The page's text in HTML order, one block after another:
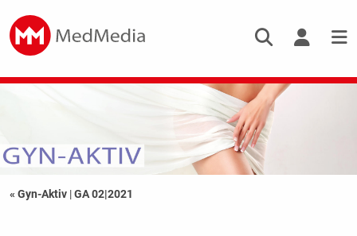
« Gyn-Aktiv |GA 02|2021